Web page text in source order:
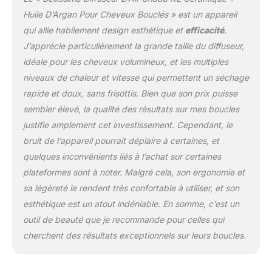
perforée libère l'air chaud
uniformément, lorsque
les 12 picots définissent
vos boucles
naturellement
Technologie Innovante
CéramiqueHuile d'Argan
- Le diffuseur d'air chaud
respecte et protège vos
cheveux grce à la
céramique infusée
d'huile d'argan. La
idéale et sèche vos
cheveux délicatement
sans les abîmer. L'huile
d'argan améliore la
vos cheveux et révèle
Huile D’Argan Pour Cheveux Bouclés » est un appareil
qui allie habilement design esthétique et efficacité.
J’apprécie particulièrement la grande taille du diffuseur,
idéale pour les cheveux volumineux, et les multiples
niveaux de chaleur et vitesse qui permettent un séchage
rapide et doux, sans frisottis. Bien que son prix puisse
sembler élevé, la qualité des résultats sur mes boucles
justifie amplement cet investissement. Cependant, le
bruit de l’appareil pourrait déplaire à certaines, et
quelques inconvénients liés à l’achat sur certaines
plateformes sont à noter. Malgré cela, son ergonomie et
sa légèreté le rendent très confortable à utiliser, et son
esthétique est un atout indéniable. En somme, c’est un
outil de beauté que je recommande pour celles qui
cherchent des résultats exceptionnels sur leurs boucles.